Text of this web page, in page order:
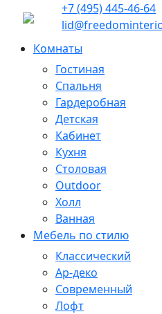
+7 (495) 445-46-64
Комнаты
Гостиная
Спальня
Гардеробная
Детская
Кабинет
Кухня
Столовая
Outdoor
Холл
Ванная
Мебель по стилю
Классический
Ар-деко
Современный
Лофт